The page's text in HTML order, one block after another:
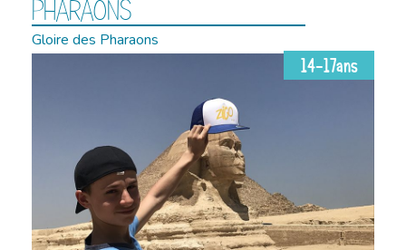
PHARAONS
Gloire des Pharaons
14-17ans